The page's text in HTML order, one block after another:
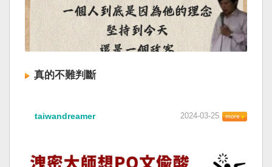
真的不難判斷
taiwandreamer 2024-03-25